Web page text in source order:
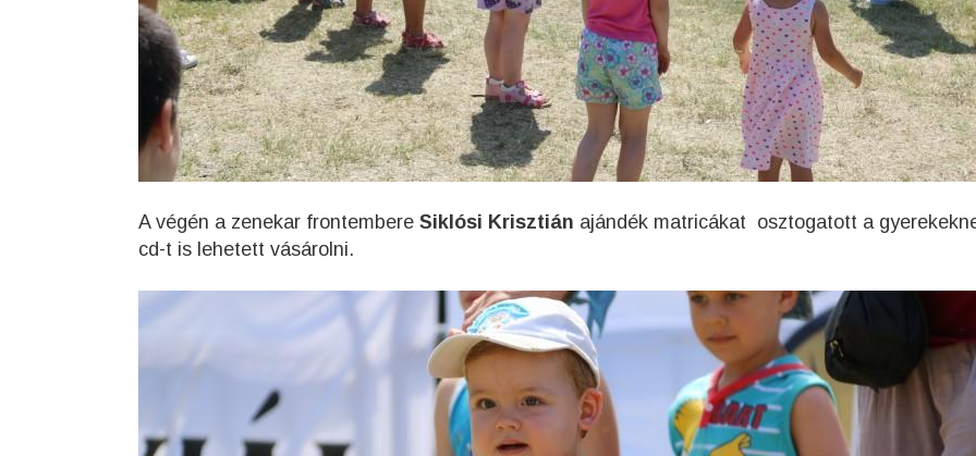
A végén a zenekar frontembere Siklósi Krisztián ajándék matricákat osztogatott a
cd-t is lehetett vásárolni.